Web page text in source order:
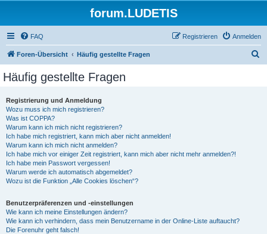
forum.LUDETIS
FAQ Anmelden
Registrieren
Foren-Übersicht Häufig gestellte Fragen
Häufig gestellte Fragen
Registrierung und Anmeldung
Wozu muss ich mich registrieren?
Was ist COPPA?
Warum kann ich mich nicht registrieren?
Ich habe mich registriert, kann mich aber nicht anmelden!
Warum kann ich mich nicht anmelden?
Ich habe mich vor einiger Zeit registriert, kann mich aber nicht mehr anmelden?!
Ich habe mein Passwort vergessen!
Warum werde ich automatisch abgemeldet?
Wozu ist die Funktion „Alle Cookies löschen“?
Benutzerpräferenzen und -einstellungen
Wie kann ich meine Einstellungen ändern?
Wie kann ich verhindern, dass mein Benutzername in der Online-Liste auftaucht?
Die Forenuhr geht falsch!